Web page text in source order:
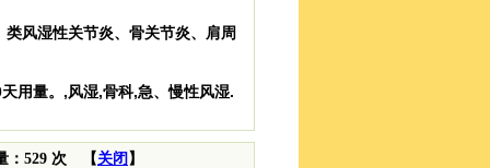
风湿性关节炎、骨关节炎、肩周
用量。,风湿,骨科,急、慢性风湿.
：529 次 【 关闭 】